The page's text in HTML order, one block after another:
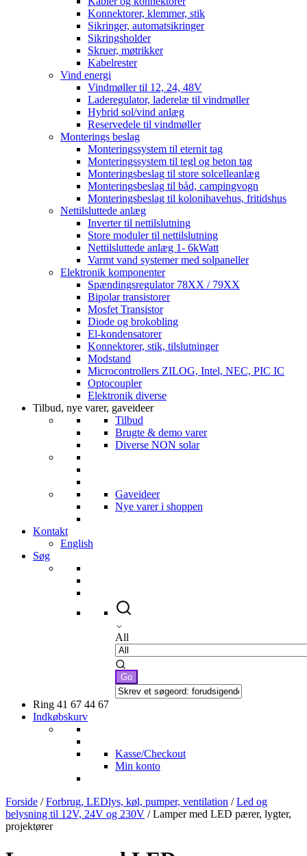
Konnektorer, klemmer, stik
Sikringer, automatsikringer
Sikringsholder
Skruer, møtrikker
Kabelrester
Vind energi
Vindmøller til 12, 24, 48V
Laderegulator, laderelæ til vindmøller
Hybrid sol/vind anlæg
Reservedele til vindmøller
Monterings beslag
Monteringssystem til eternit tag
Monteringssystem til tegl og beton tag
Monteringsbeslag til store solcelleanlæg
Monteringsbeslag til båd, campingvogn
Monteringsbeslag til kolonihavehus, fritidshus
Nettilsluttede anlæg
Inverter til nettilslutning
Store moduler til nettilslutning
Nettilsluttede anlæg 1- 6kWatt
Varmt vand systemer med solpaneller
Elektronik komponenter
Spændingsregulator 78XX / 79XX
Bipolar transistorer
Mosfet Transistor
Diode og brokobling
El-kondensatorer
Konnektorer, stik, tilslutninger
Modstand
Microcontrollers ZILOG, Intel, NEC, PIC IC
Optocoupler
Elektronik diverse
Tilbud, nye varer, gaveideer
Tilbud
Brugte & demo varer
Diverse NON solar
Gaveideer
Nye varer i shoppen
Kontakt
English
Søg
All
Ring 41 67 44 67
Indkøbskurv
Kasse/Checkout
Min konto
Forside /Forbrug, LEDlys, køl, pumper, ventilation /Led og
belysning til 12V, 24V og 230V / Lamper med LED pærer, lygter,
projektører